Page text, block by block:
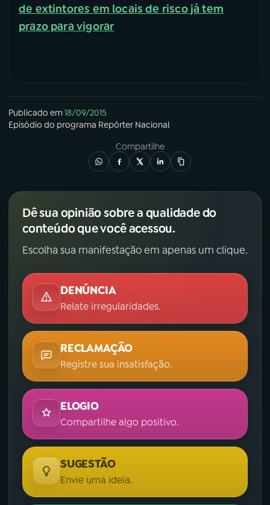
de extintores em locais de risco já tem
prazo para vigorar
Publicado em18/09/2015
Episódio do programa Repórter Nacional
Compartilhe
Dê sua opinião sobre a qualidade do
conteúdo que você acessou.
Escolha sua manifestação em apenas um clique.
DENÚNCIA
Relate irregularidades.
RECLAMAÇÃO
Registre sua insatisfação.
ELOGIO
Compartilhe algo positivo.
SUGESTÃO
Envie uma ideia.